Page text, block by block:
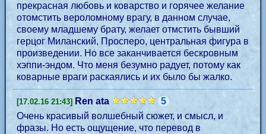
прекрасная любовь и коварство и горячее желание
отомстить вероломному врагу, в данном случае,
своему младшему брату, желает отмстить бывший
герцог Миланский, Просперо, центральная фигура в
произведении. Но все заканчивается бескровным
хэппи-эндом. Что меня безумно радует, потому как
коварные враги раскаялись и их было бы жалко.
[17.02.16 21:43] Ren ata
5
Очень красивый волшебный сюжет, и смысл, и
фразы. Но есть ощущение, что перевод в